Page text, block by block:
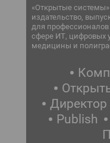
«Открытые
издательство,
для
сфере ИТ, цифровых
медицины и
Publish